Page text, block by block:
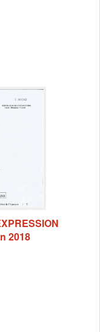
2018